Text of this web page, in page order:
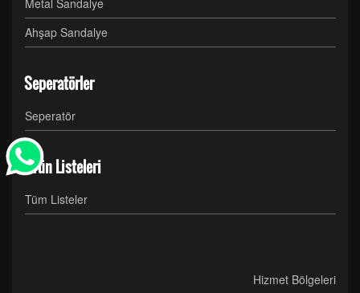
Metal Sandalye
Ahşap Sandalye
Seperatörler
Seperatör
Ürün Listeleri
Tüm Listeler
Hizmet Bölgeleri